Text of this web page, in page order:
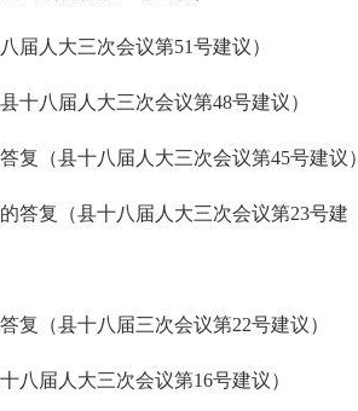
届人大三次会议第51号建议）
十八届人大三次会议第48号建议）
复（县十八届人大三次会议第45号建议）
答复（县十八届人大三次会议第23号建
复（县十八届三次会议第22号建议）
八届人大三次会议第16号建议）